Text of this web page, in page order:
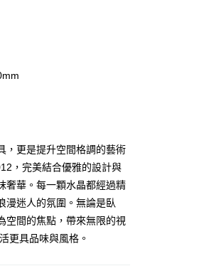
的支付方式。 讓您購物簡單
，更是提升空間格調的藝術
，完美結合優雅的設計與
奢華。每一顆水晶都經過精
漫迷人的氛圍。無論是臥
空間的焦點，帶來無限的視
更具品味與風格。